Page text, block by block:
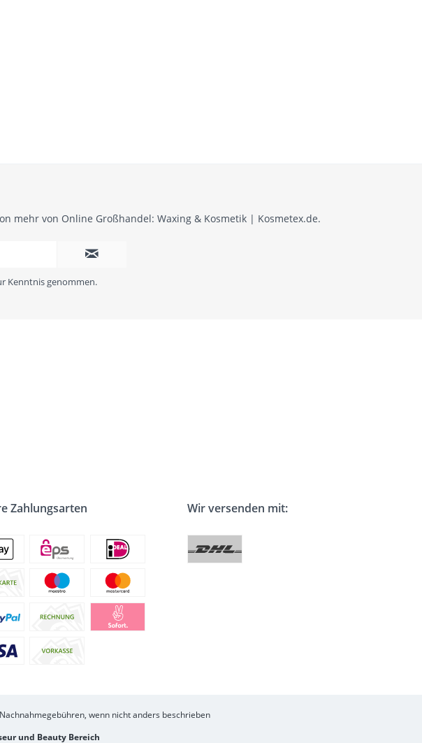
mehr von Online Großhandel: Waxing & Kosmetik | Kosmetex.de.
Kenntnis genommen.
Zahlungsarten Wir versenden mit:
wenn nicht anders beschrieben
und Beauty Bereich